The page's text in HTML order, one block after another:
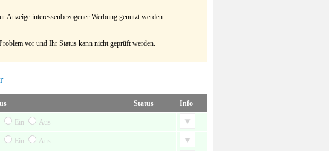
Anzeige interessenbezogener Werbung genutzt werden
vor und Ihr Status kann nicht geprüft werden.